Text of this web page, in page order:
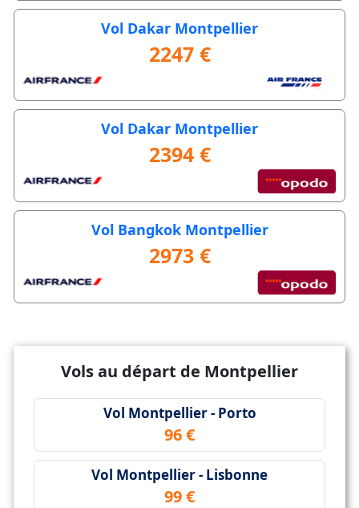
Vol Dakar Montpellier
2247 €
Vol Dakar Montpellier
2394 €
Vol Bangkok Montpellier
2973 €
Vols au départ de Montpellier
Vol Montpellier - Porto
96 €
Vol Montpellier - Lisbonne
99 €